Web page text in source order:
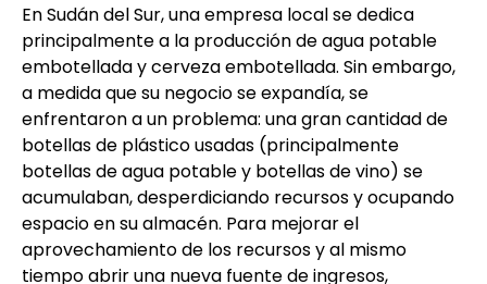
En Sudán del Sur, una empresa local se dedica
principalmente a la producción de agua potable
embotellada y cerveza embotellada. Sin embargo,
a medida que su negocio se expandía, se
enfrentaron a un problema: una gran cantidad de
botellas de plástico usadas (principalmente
botellas de agua potable y botellas de vino) se
acumulaban, desperdiciando recursos y ocupando
espacio en su almacén. Para mejorar el
aprovechamiento de los recursos y al mismo
tiempo abrir una nueva fuente de ingresos,